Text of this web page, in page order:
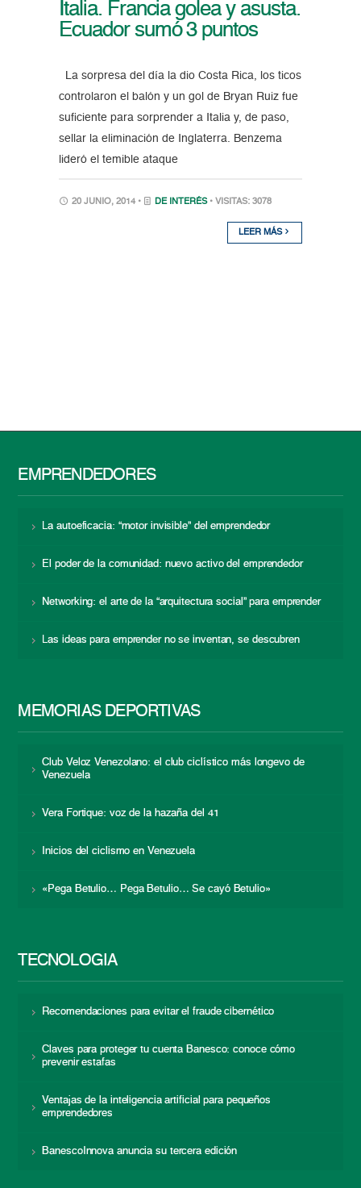
Italia. Francia golea y asusta.
Ecuador sumó 3 puntos
La sorpresa del día la dio Costa Rica, los ticos
controlaron el balón y un gol de Bryan Ruiz fue
suficiente para sorprender a Italia y, de paso,
sellar la eliminación de Inglaterra. Benzema
lideró el temible ataque
20 JUNIO, 2014 • DE INTERÉS • VISITAS: 3078
LEER MÁS
EMPRENDEDORES
La autoeficacia: “motor invisible” del emprendedor
El poder de la comunidad: nuevo activo del emprendedor
Networking: el arte de la “arquitectura social” para emprender
Las ideas para emprender no se inventan, se descubren
MEMORIAS DEPORTIVAS
Club Veloz Venezolano: el club ciclístico más longevo de
Venezuela
Vera Fortique: voz de la hazaña del 41
Inicios del ciclismo en Venezuela
«Pega Betulio… Pega Betulio… Se cayó Betulio»
TECNOLOGÍA
Recomendaciones para evitar el fraude cibernético
Claves para proteger tu cuenta Banesco: conoce cómo
prevenir estafas
Ventajas de la inteligencia artificial para pequeños
emprendedores
BanescoInnova anuncia su tercera edición